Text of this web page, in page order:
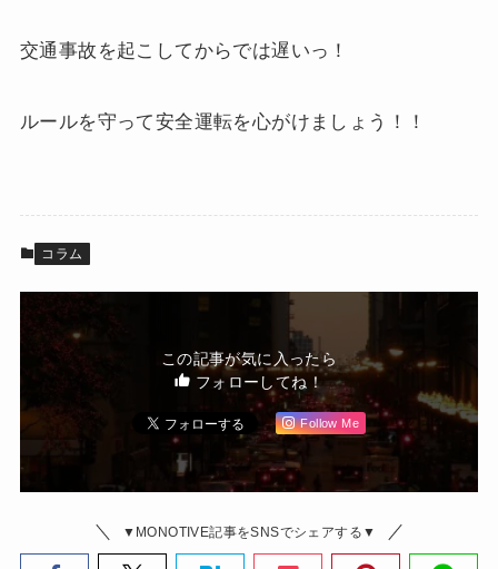
交通事故を起こしてからでは遅いっ！
ルールを守って安全運転を心がけましょう！！
コラム
この記事が気に入ったら
フォローしてね！
Follow Me
▼MONOTIVE記事をSNSでシェアする▼